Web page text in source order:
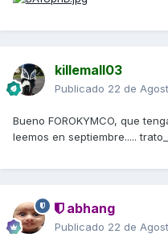
killemall03
Publicado 22 de
Bueno FOROKYMCO, que
leemos en septiembre.....
abhang
Publicado 22 de